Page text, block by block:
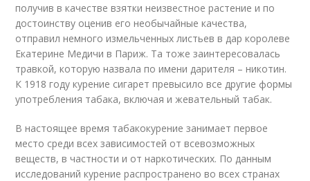
получив в качестве взятки неизвестное растение и по
достоинству оценив его необычайные качества,
отправил немного измельченных листьев в дар королеве
Екатерине Медичи в Париж. Та тоже заинтересовалась
травкой, которую назвала по имени дарителя – никотин.
К 1918 году курение сигарет превысило все другие формы
употребления табака, включая и жевательный табак.
В настоящее время табакокурение занимает первое
место среди всех зависимостей от всевозможных
веществ, в частности и от наркотических. По данным
исследований курение распространено во всех странах